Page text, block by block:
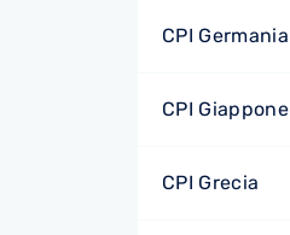
CPI Germania
CPI Giappone
CPI Grecia